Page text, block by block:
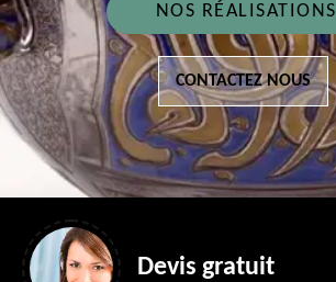
NOS RÉALISATIONS
CONTACTEZ NOUS
Devis gratuit